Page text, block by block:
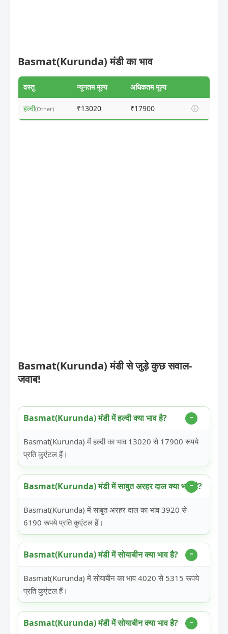
Basmat(Kurunda) मंडी का भाव
वस्तु न्यूनतम मूल्य अधिकतम मूल्य
हल्दी(Other) ₹13020 ₹17900 ⓘ
Basmat(Kurunda) मंडी से जुड़े कुछ सवाल-
जवाब!
Basmat(Kurunda) मंडी में हल्दी क्या भाव है?
Basmat(Kurunda) में हल्दी का भाव 13020 से 17900 रूपये
प्रति कुएंटल हैं।
Basmat(Kurunda) मंडी में साबुत अरहर दाल क्या भाव है?
Basmat(Kurunda) में साबुत अरहर दाल का भाव 3920 से
6190 रूपये प्रति कुएंटल हैं।
Basmat(Kurunda) मंडी में सोयाबीन क्या भाव है?
Basmat(Kurunda) में सोयाबीन का भाव 4020 से 5315 रूपये
प्रति कुएंटल हैं।
Basmat(Kurunda) मंडी में सोयाबीन क्या भाव है?